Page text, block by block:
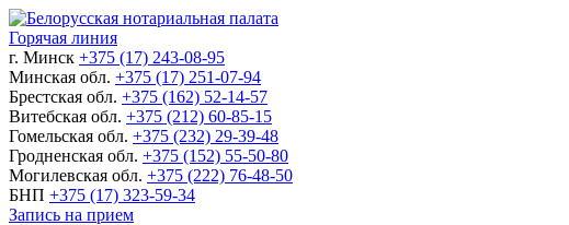
Горячая линия
г. Минск +375 (17) 243-08-95
Минская обл. +375 (17) 251-07-94
Брестская обл. +375 (162) 52-14-57
Витебская обл. +375 (212) 60-85-15
Гомельская обл. +375 (232) 29-39-48
Гродненская обл. +375 (152) 55-50-80
Могилевская обл. +375 (222) 76-48-50
БНП +375 (17) 323-59-34
Запись на прием